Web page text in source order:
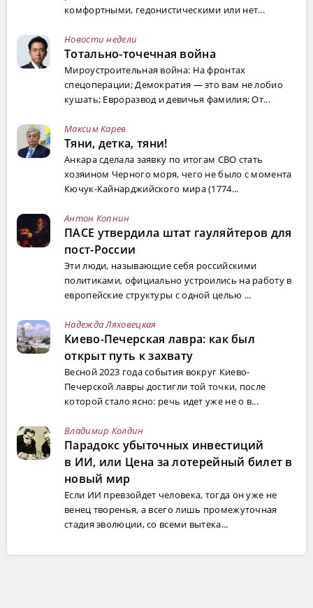
комфортными, гедонистическими или нет...
Новости недели
Тотально-точечная война
Мироустроительная война: На фронтах
спецоперации; Демократия — это вам не лобио
кушать; Евроразвод и девичья фамилия; От...
Максим Карев
Тяни, детка, тяни!
Анкара сделала заявку по итогам СВО стать
хозяином Черного моря, чего не было с момента
Кючук-Кайнарджийского мира (1774...
Антон Копнин
ПАСЕ утвердила штат гауляйтеров для
пост-России
Эти люди, называющие себя российскими
политиками, официально устроились на работу в
европейские структуры с одной целью ...
Надежда Ляховецкая
Киево-Печерская лавра: как был
открыт путь к захвату
Весной 2023 года события вокруг Киево-
Печерской лавры достигли той точки, после
которой стало ясно: речь идет уже не о в...
Владимир Колдин
Парадокс убыточных инвестиций
в ИИ, или Цена за лотерейный билет в
новый мир
Если ИИ превзойдет человека, тогда он уже не
венец творенья, а всего лишь промежуточная
стадия эволюции, со всеми вытека...